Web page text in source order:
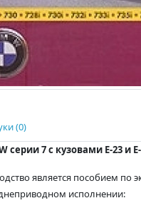
(0)
серии 7 с кузовами E-23 и
является пособием
исполнении: